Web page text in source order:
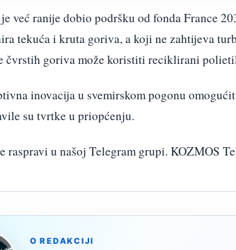
već ranije dobio podršku od fonda France
tekuća i kruta goriva, a koji ne zahtijeva
čvrstih goriva može koristiti reciklirani
inovacija u svemirskom pogonu
su tvrtke u priopćenju.
raspravi u našoj Telegram grupi. KOZMOS
O REDAKCIJI